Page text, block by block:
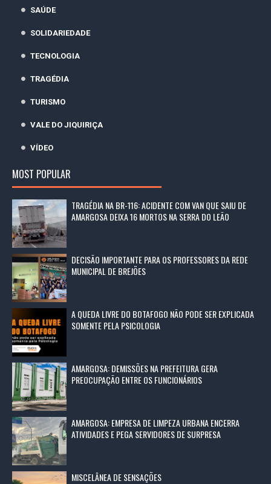
SAÚDE
SOLIDARIEDADE
TECNOLOGIA
TRAGÉDIA
TURISMO
VALE DO JIQUIRIÇA
VÍDEO
MOST POPULAR
TRAGÉDIA NA BR-116: ACIDENTE COM VAN QUE SAIU DE
AMARGOSA DEIXA 16 MORTOS NA SERRA DO LEÃO
DECISÃO IMPORTANTE PARA OS PROFESSORES DA REDE
MUNICIPAL DE BREJÕES
A QUEDA LIVRE DO BOTAFOGO NÃO PODE SER EXPLICADA
SOMENTE PELA PSICOLOGIA
AMARGOSA: DEMISSÕES NA PREFEITURA GERA
PREOCUPAÇÃO ENTRE OS FUNCIONÁRIOS
AMARGOSA: EMPRESA DE LIMPEZA URBANA ENCERRA
ATIVIDADES E PEGA SERVIDORES DE SURPRESA
MISCELÂNEA DE SENSAÇÕES